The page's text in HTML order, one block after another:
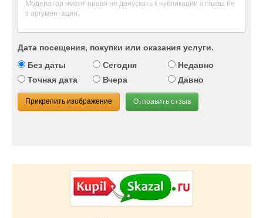
Дата посещения, покупки или оказания услуги.
Без даты
Сегодня
Недавно
Точная дата
Вчера Давно
Прикрепить изображение Отправить отзыв